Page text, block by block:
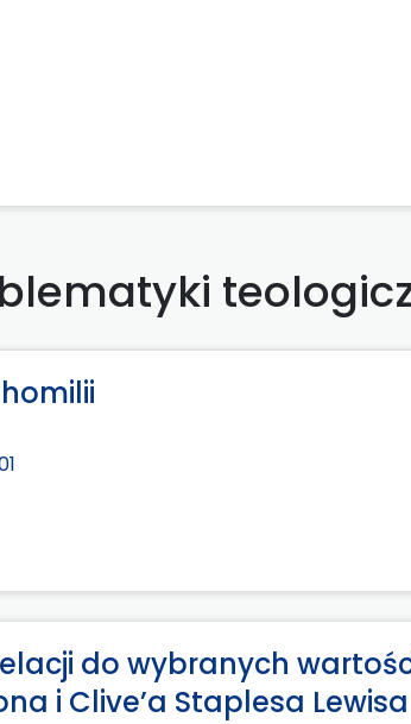
do wybranych
i Clive’a Staplesa Lewisa